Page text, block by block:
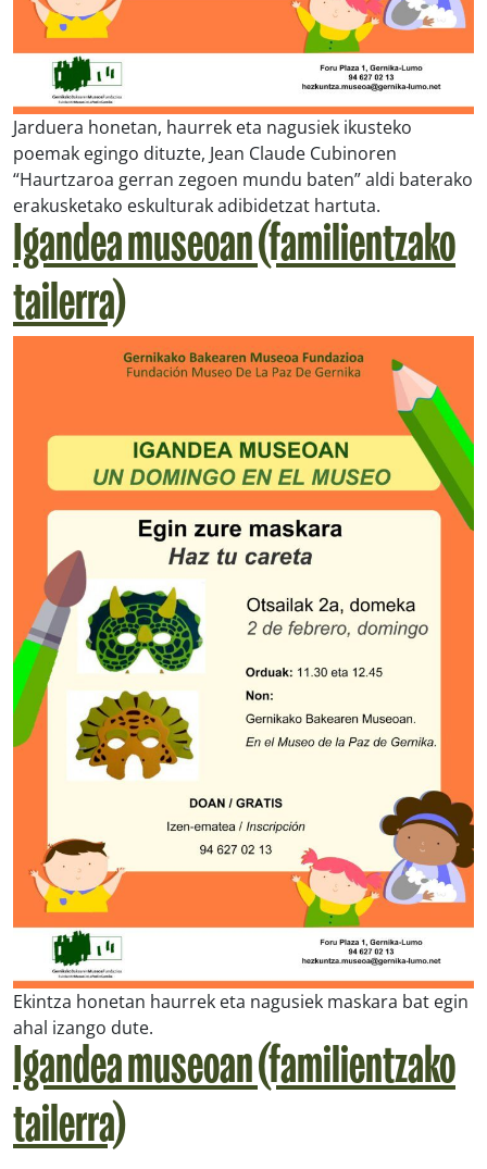
Jarduera honetan, haurrek eta nagusiek ikusteko
poemak egingo dituzte, Jean Claude Cubinoren
“Haurtzaroa gerran zegoen mundu baten” aldi baterako
erakusketako eskulturak adibidetzat hartuta.
Igandea museoan (familientzako
tailerra)
Ekintza honetan haurrek eta nagusiek maskara bat egin
ahal izango dute.
Igandea museoan (familientzako
tailerra)